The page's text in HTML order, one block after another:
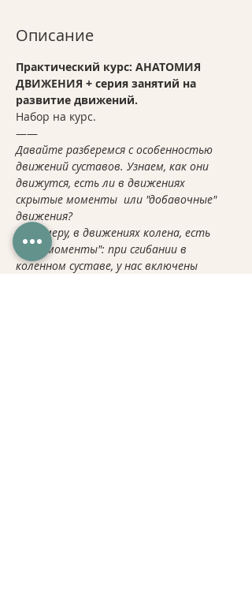
Описание
Практический курс: АНАТОМИЯ
ДВИЖЕНИЯ + серия занятий на
развитие движений.
Набор на курс.
——
Давайте разберемся с особенностью
движений суставов. Узнаем, как они
движутся, есть ли в движениях
скрытые моменты  или "добавочные"
движения?
К примеру, в движениях колена, есть
свои "моменты": при сгибании в
коленном суставе, у нас включены